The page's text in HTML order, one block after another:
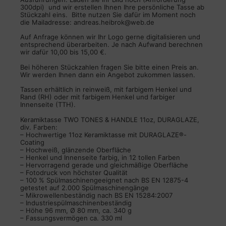
300dpi) und wir erstellen Ihnen Ihre persönliche Tasse ab
Stückzahl eins. Bitte nutzen Sie dafür im Moment noch
die Mailadresse: andreas.heibrok@web.de
Auf Anfrage können wir Ihr Logo gerne digitalisieren und
entsprechend überarbeiten. Je nach Aufwand berechnen
wir dafür 10,00 bis 15,00 €.
Bei höheren Stückzahlen fragen Sie bitte einen Preis an.
Wir werden Ihnen dann ein Angebot zukommen lassen.
Tassen erhältlich in reinweiß, mit farbigem Henkel und
Rand (RH) oder mit farbigem Henkel und farbiger
Innenseite (TTH).
Keramiktasse TWO TONES & HANDLE 11oz, DURAGLAZE,
div. Farben:
– Hochwertige 11oz Keramiktasse mit DURAGLAZE®-
Coating
– Hochweiß, glänzende Oberfläche
– Henkel und Innenseite farbig, in 12 tollen Farben
– Hervorragend gerade und gleichmäßige Oberfläche
– Fotodruck von höchster Qualität
– 100 % Spülmaschinengeeignet nach BS EN 12875-4
getestet auf 2.000 Spülmaschinengänge
– Mikrowellenbeständig nach BS EN 15284:2007
– Industriespülmaschinenbeständig
– Höhe 96 mm, Ø 80 mm, ca. 340 g
– Fassungsvermögen ca. 330 ml